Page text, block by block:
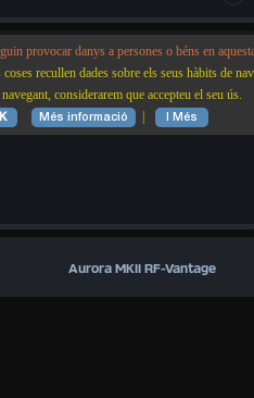
WF 06 D’AG. 06:44
D 3 HORES
0Hores0Minuts
Aurora MKII RF-Vantage
provocar danys a persones o béns en
recullen dades sobre els seus hàbits de
considerarem que accepteu el seu ús.
Més informació I Més